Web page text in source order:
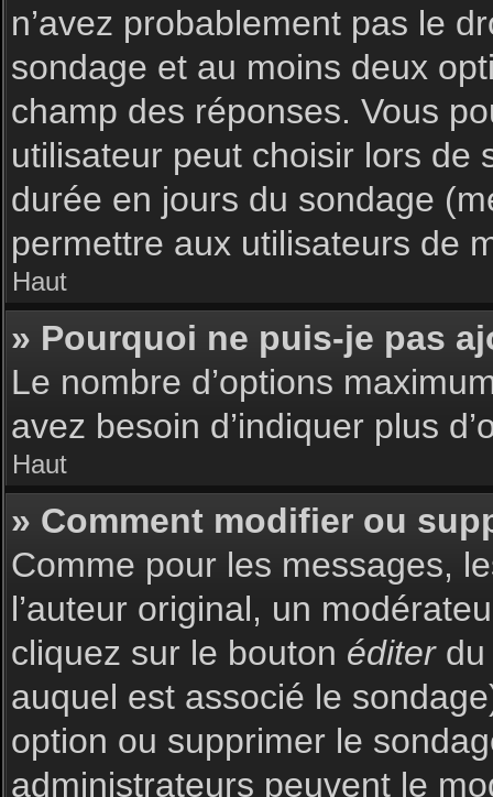
n’avez probablement pas le
sondage et au moins deux
champ des réponses. Vous
utilisateur peut choisir lors de
durée en jours du sondage
permettre aux utilisateurs de
Haut
» Pourquoi ne puis-je pas
Le nombre d’options
avez besoin d’indiquer plus
Haut
» Comment modifier ou
Comme pour les messages,
l’auteur original, un
cliquez sur le bouton éditerdu
auquel est associé le
option ou supprimer le
administrateurs peuvent le